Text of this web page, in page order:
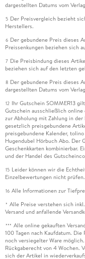
dargestellten Datums vom
5 Der Preisvergleich bezieht
Herstellers.
6 Der gebundene Preis dieses
Preissenkungen beziehen sich
7 Die Preisbindung dieses
beziehen sich auf den letzten
8 Der gebundene Preis dieses
dargestellten Datums vom
12 Ihr Gutschein SOMMER13
Gutschein ausschließlich
zur Abholung mit Zahlung in
gesetzlich preisgebundene
preisgebundene Kalender,
Hugendubel Hörbuch Abo. Der
Geschenkkarten kombinierbar.
und der Handel des
15 Leider können wir die
Einzelbewertungen nicht prüfen.
16 Alle Informationen zur
* Alle Preise verstehen sich
Versand und anfallende
*** Alle online gekauften
100 Tagen nach Kaufdatum.
noch versiegelter Ware
Rückgaberecht von 4 Wochen.
sich der Artikel in